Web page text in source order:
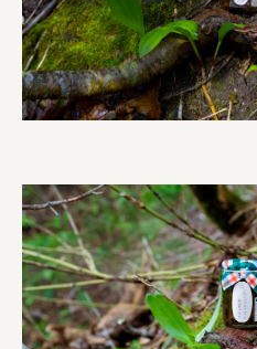
株式会社亀屋万年堂